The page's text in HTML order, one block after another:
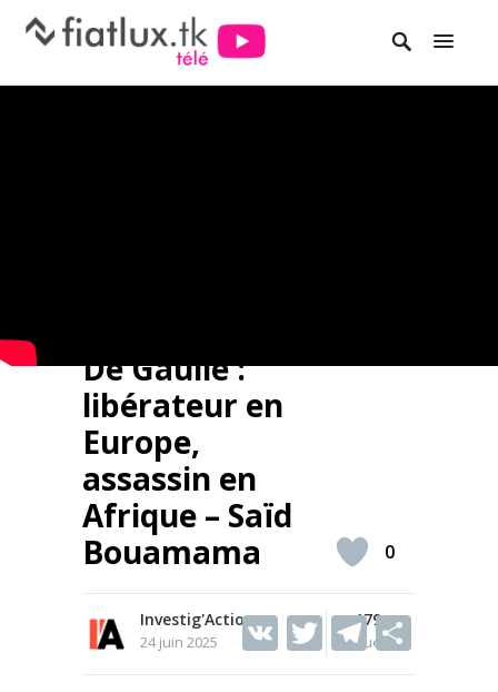
De Gaulle :
libérateur en
Europe,
assassin en
Afrique – Saïd
Bouamama
Investig'Action
24 juin 2025
179
Vues
V T T
0